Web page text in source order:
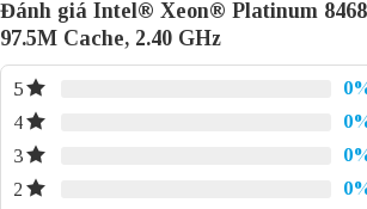
Đánh giá Intel® Xeon® Platinum
97.5M Cache, 2.40 GHz
5
4
3
2